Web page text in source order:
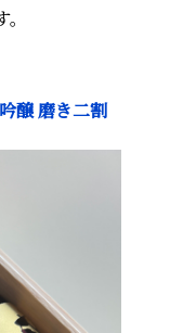
醸 磨き二割